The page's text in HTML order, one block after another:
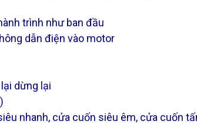
trình như ban đầu
dẫn điện vào motor
dừng lại
nhanh, cửa cuốn siêu êm, cửa cuốn